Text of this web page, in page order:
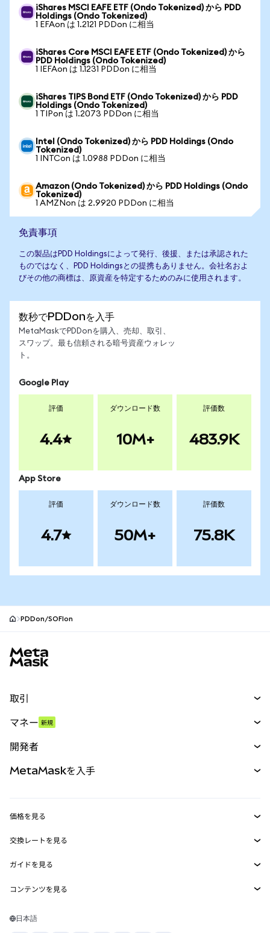
iShares MSCI EAFE ETF (Ondo Tokenized) から PDD
Holdings (Ondo Tokenized)
1 EFAon は 1.2121 PDDon に相当
iShares Core MSCI EAFE ETF (Ondo Tokenized) から
PDD Holdings (Ondo Tokenized)
1 IEFAon は 1.1231 PDDon に相当
iShares TIPS Bond ETF (Ondo Tokenized) から PDD
Holdings (Ondo Tokenized)
1 TIPon は 1.2073 PDDon に相当
Intel (Ondo Tokenized) から PDD Holdings (Ondo
Tokenized)
1 INTCon は 1.0988 PDDon に相当
Amazon (Ondo Tokenized) から PDD Holdings (Ondo
Tokenized)
1 AMZNon は 2.9920 PDDon に相当
免責事項
この製品はPDD Holdingsによって発行、後援、または承認された
ものではなく、PDD Holdingsとの提携もありません。会社名およ
びその他の商標は、原資産を特定するためのみに使用されます。
数秒でPDDonを入手
MetaMaskでPDDonを購入、売却、取引、
スワップ。最も信頼される暗号資産ウォレッ
ト。
Google Play
評価
4.4
ダウンロード数
10M+
評価数
483.9K
App Store
評価
4.7
ダウンロード数
50M+
評価数
75.8K
PDDon/SOFIon
取引
パーペチュアル
RWA
マネー 新規
開発者
MetaMask Connect
Snaps
Web3サービス
MetaMaskを入手
セキュリティ
サポート
キャリア
価格を見る
イーサリアムの価格
Solanaの価格
Tetherの価格
交換レートを見る
ETH→USD
USDT→INR
BTC→INR
ガイドを見る
ETHの購入
コンテンツを見る
Solanaウォレット
日本語